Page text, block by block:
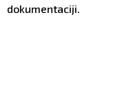
dokumentaciji.